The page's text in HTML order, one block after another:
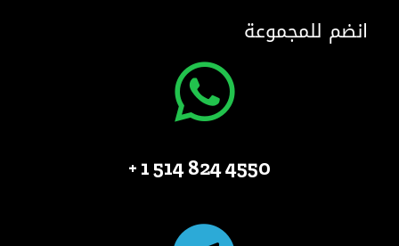
انضم للمجموعة
4550 824 514 1 +